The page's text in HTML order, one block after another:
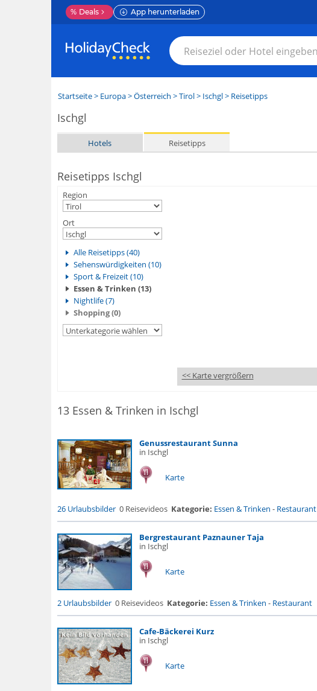
% Deals App herunterladen
Startseite> Europa>Österreich >Tirol> Ischgl> Reisetipps
Ischgl
Hotels Reisetipps
Reisetipps Ischgl
Region
Ort
Alle Reisetipps (40)
Sehenswürdigkeiten (10)
Sport & Freizeit (10)
Essen & Trinken (13)
Nightlife (7)
Shopping (0)
<< Karte vergrößern
13 Essen & Trinken in Ischgl
Genussrestaurant Sunna
in Ischgl
Karte
26 Urlaubsbilder 0 Reisevideos Kategorie: Essen & Trinken - Restaurant
Bergrestaurant Paznauner Taja
in Ischgl
Karte
2 Urlaubsbilder 0 Reisevideos Kategorie: Essen & Trinken - Restaurant
Cafe-Bäckerei Kurz
in Ischgl
Karte